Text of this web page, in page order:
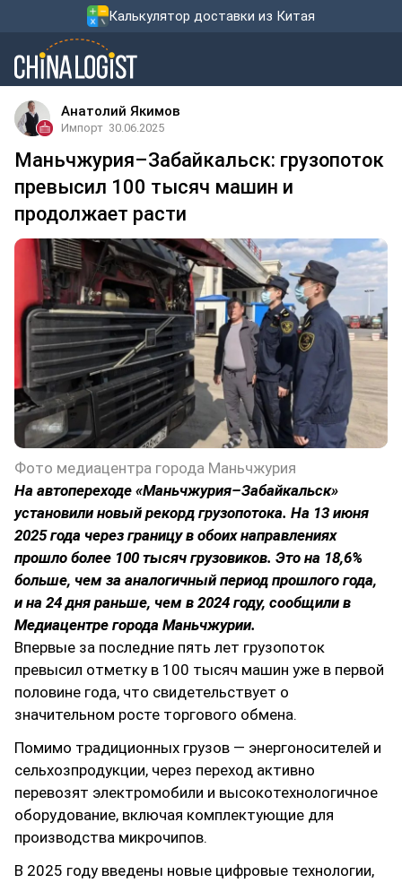
Калькулятор доставки из Китая
Анатолий Якимов
Импорт 30.06.2025
Маньчжурия–Забайкальск: грузопоток
превысил 100 тысяч машин и
продолжает расти
Фото медиацентра города Маньчжурия
На автопереходе «Маньчжурия–Забайкальск»
установили новый рекорд грузопотока. На 13 июня
2025 года через границу в обоих направлениях
прошло более 100 тысяч грузовиков. Это на 18,6%
больше, чем за аналогичный период прошлого года,
и на 24 дня раньше, чем в 2024 году, сообщили в
Медиацентре города Маньчжурии.
Впервые за последние пять лет грузопоток
превысил отметку в 100 тысяч машин уже в первой
половине года, что свидетельствует о
значительном росте торгового обмена.
Помимо традиционных грузов — энергоносителей и
сельхозпродукции, через переход активно
перевозят электромобили и высокотехнологичное
оборудование, включая комплектующие для
производства микрочипов.
В 2025 году введены новые цифровые технологии,